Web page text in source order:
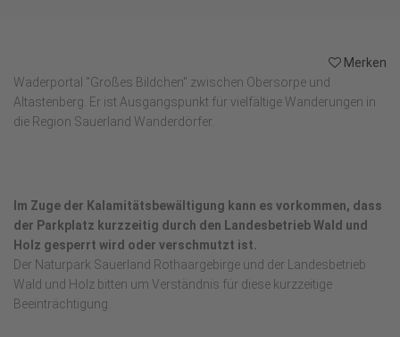
Merken
Waderportal "Großes Bildchen" zwischen Obersorpe und
Altastenberg. Er ist Ausgangspunkt für vielfältige Wanderungen in
die Region Sauerland Wanderdörfer.
Im Zuge der Kalamitätsbewältigung kann es vorkommen, dass
der Parkplatz kurzzeitig durch den Landesbetrieb Wald und
Holz gesperrt wird oder verschmutzt ist.
Der Naturpark Sauerland Rothaargebirge und der Landesbetrieb
Wald und Holz bitten um Verständnis für diese kurzzeitige
Beeinträchtigung.